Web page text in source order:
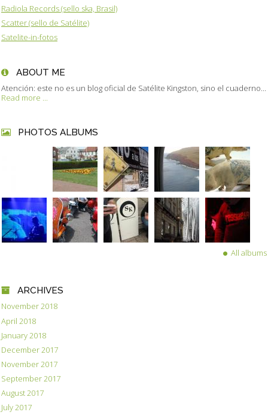
Radiola Records (sello ska, Brasil)
Scatter (sello de Satélite)
Satelite-in-fotos
ABOUT ME
Atención: este no es un blog oficial de Satélite Kingston, sino el cuaderno...
Read more ...
PHOTOS ALBUMS
All albums
ARCHIVES
November 2018
April 2018
January 2018
December 2017
November 2017
September 2017
August 2017
July 2017